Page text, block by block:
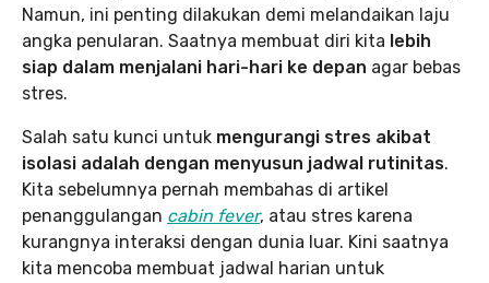
Namun, ini penting dilakukan demi melandaikan laju
angka penularan. Saatnya membuat diri kita lebih
siap dalam menjalani hari-hari ke depan agar bebas
stres.
Salah satu kunci untuk mengurangi stres akibat
isolasi adalah dengan menyusun jadwal rutinitas.
Kita sebelumnya pernah membahas di artikel
penanggulangan cabin fever, atau stres karena
kurangnya interaksi dengan dunia luar. Kini saatnya
kita mencoba membuat jadwal harian untuk